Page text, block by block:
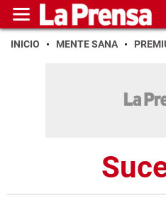
INICIO MENTE SANA